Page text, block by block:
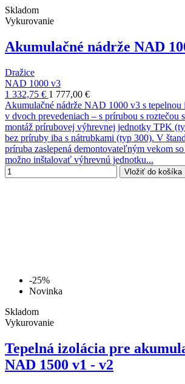
Skladom
Vykurovanie
Akumulačné nádrže NAD
Dražice
NAD 1000 v3
1 332,75 € 1 777,00 €
Akumulačné nádrže NAD 1000 v3 s tepelnou
v dvoch prevedeniach – s prírubou s roztečou
montáž prírubovej výhrevnej jednotky TPK
bez príruby iba s nátrubkami (typ 300). V
príruba zaslepená demontovateľným vekom
možno inštalovať výhrevnú jednotku...
Vložiť do košíka
-25%
Novinka
Skladom
Vykurovanie
Tepelná izolácia pre
NAD 1500 v1 - v2